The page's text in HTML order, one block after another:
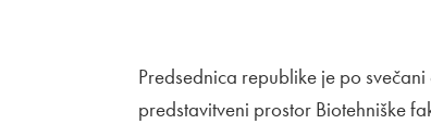
Predsednica republike je po
predstavitveni prostor Biotehniške